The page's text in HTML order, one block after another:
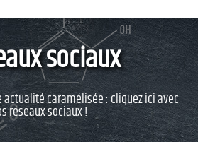
sociaux
caramélisée : cliquez ici avec
réseaux sociaux !